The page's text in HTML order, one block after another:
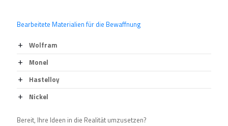
Bearbeitete Materialien für die Bewaffnung
Wolfram
Monel
Hastelloy
Nickel
Bereit, Ihre Ideen in die Realität umzusetzen?